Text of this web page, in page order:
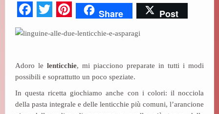
Fa
bo
T
tte
Pi
er
t
Share Post
Adoro le lenticchie, mi piacciono preparate in tutti i modi
possibili e soprattutto un poco speziate.
In questa ricetta giochiamo anche con i colori: il nocciola
della pasta integrale e delle lenticchie più comuni, l’arancione